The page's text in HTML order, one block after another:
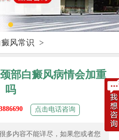
癜风常识 >
部白癜风病情会加重
吗
点击电话咨询
多内容不能详尽，如果您或者您